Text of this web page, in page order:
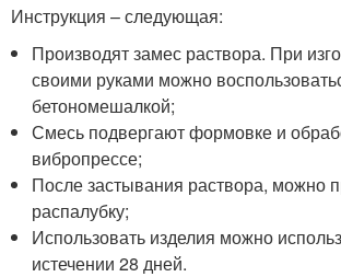
Инструкция – следующая:
Производят замес раствора. При
своими руками можно
бетономешалкой;
Смесь подвергают формовке и
вибропрессе;
После застывания раствора, можно
распалубку;
Использовать изделия можно
истечении 28 дней.